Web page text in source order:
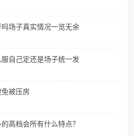
场子真实情况一览无余
自己定还是场子统一发
被压房
高档会所有什么特点？